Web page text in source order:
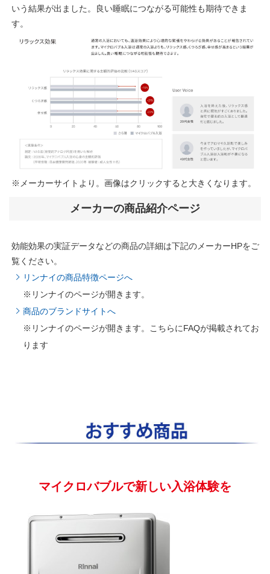
いう結果が出ました。良い睡眠につながる可能性も期待できま
す。
※メーカーサイトより。画像はクリックすると大きくなります。
メーカーの商品紹介ページ
効能効果の実証データなどの商品の詳細は下記のメーカーHPをご
覧ください。
リンナイの商品特徴ページへ
※リンナイのページが開きます。
商品のブランドサイトへ
※リンナイのページが開きます。こちらにFAQが掲載されてお
ります
マイクロバブルで新しい入浴体験を